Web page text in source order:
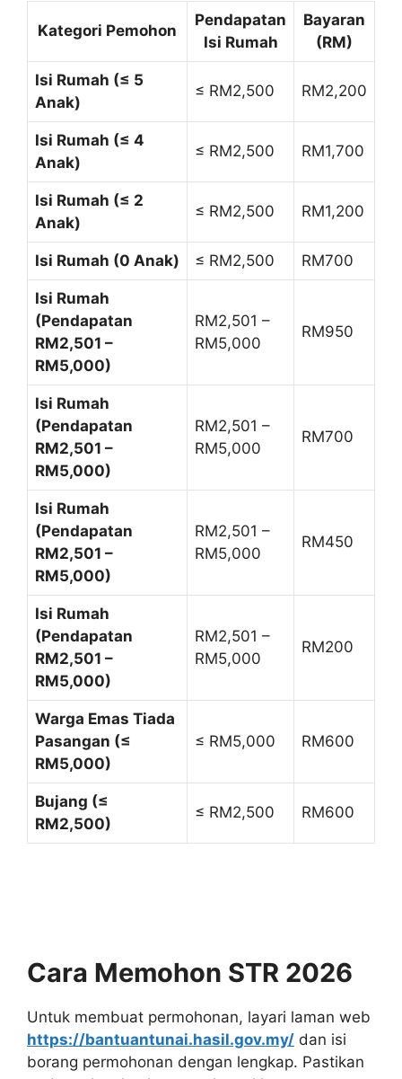
Kategori Pemohon
Pendapatan
Isi Rumah
Bayaran
(RM)
Isi Rumah (≤ 5
Anak)
≤ RM2,500 RM2,200
Isi Rumah (≤ 4
Anak)
≤ RM2,500 RM1,700
Isi Rumah (≤ 2
Anak)
≤ RM2,500 RM1,200
Isi Rumah (0 Anak) ≤ RM2,500 RM700
Isi Rumah
(Pendapatan
RM2,501 –
RM5,000)
RM2,501 –
RM5,000
RM950
Isi Rumah
(Pendapatan
RM2,501 –
RM5,000)
RM2,501 –
RM5,000
RM700
Isi Rumah
(Pendapatan
RM2,501 –
RM5,000)
RM2,501 –
RM5,000
RM450
Isi Rumah
(Pendapatan
RM2,501 –
RM5,000)
RM2,501 –
RM5,000
RM200
Warga Emas Tiada
Pasangan (≤
RM5,000)
≤ RM5,000 RM600
Bujang (≤
RM2,500)
≤ RM2,500 RM600
Cara Memohon STR 2026
Untuk membuat permohonan, layari laman web
https://bantuantunai.hasil.gov.my/ dan isi
borang permohonan dengan lengkap. Pastikan